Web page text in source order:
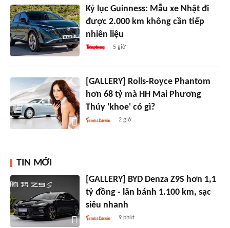
Kỷ lục Guinness: Mẫu xe Nhật đi
được 2.000 km không cần tiếp
nhiên liệu
5 giờ
[GALLERY] Rolls-Royce Phantom
hơn 68 tỷ mà HH Mai Phương
Thúy 'khoe' có gì?
2 giờ
TIN MỚI
[GALLERY] BYD Denza Z9S hơn 1,1
tỷ đồng - lăn bánh 1.100 km, sạc
siêu nhanh
9 phút